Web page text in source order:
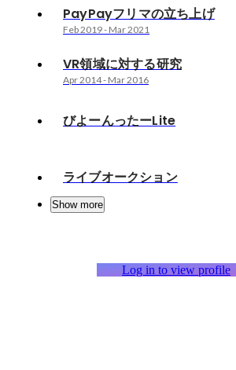
PayPayフリマの立ち上げ
Feb 2019- Mar 2021
VR領域に対する研究
Apr 2014- Mar 2016
びよーんったーLite
ライブオークション
Show more
Log in to view profile